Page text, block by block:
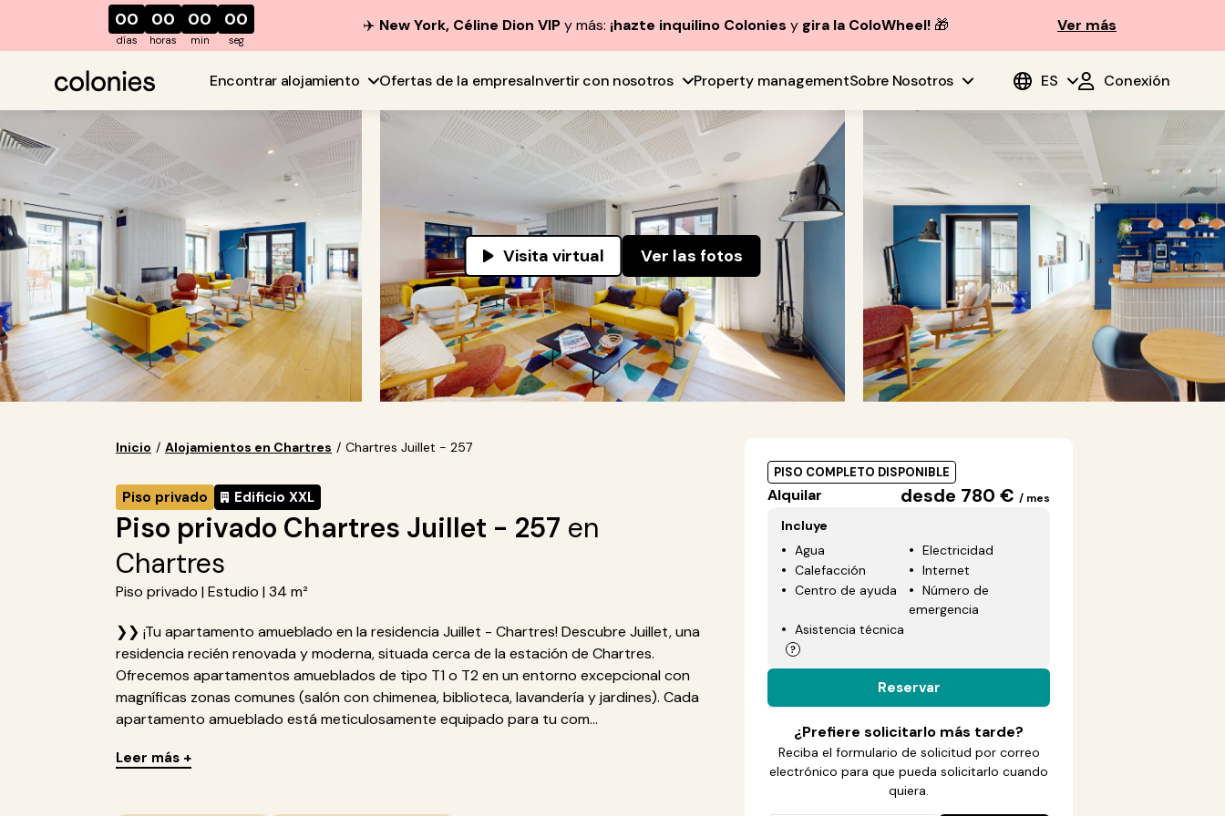
00
días
00
horas
00
min
00
seg
✈️ New York, Céline Dion VIPy más: ¡hazte inquilino Colonies y gira la ColoWheel! 🎁 Ver más
Encontrar alojamiento Ofertas de la empresaInvertir con nosotros Property managementSobre Nosotros ES Conexión
Visita virtual Ver las fotos
Inicio / Alojamientos en Chartres / Chartres Juillet - 257
Piso privado Edificio XXL
Piso privado Chartres Juillet - 257 en
Chartres
Piso privado | Estudio | 34 m²
❯❯ ¡Tu apartamento amueblado en la residencia Juillet - Chartres! Descubre Juillet, una
residencia recién renovada y moderna, situada cerca de la estación de Chartres.
Ofrecemos apartamentos amueblados de tipo T1 o T2 en un entorno excepcional con
magníficas zonas comunes (salón con chimenea, biblioteca, lavandería y jardines). Cada
apartamento amueblado está meticulosamente equipado para tu com...
Leer más +
PISO COMPLETO DISPONIBLE
Alquilar desde 780 € / mes
Incluye
Agua
Electricidad
Calefacción
Internet
Centro de ayuda
Número de
emergencia
Asistencia técnica
Reservar
¿Prefiere solicitarlo más tarde?
Reciba el formulario de solicitud por correo
electrónico para que pueda solicitarlo cuando
quiera.